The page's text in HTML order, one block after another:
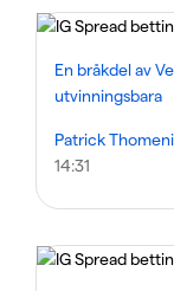
En bråkdel av
utvinningsbara
Patrick
14:31